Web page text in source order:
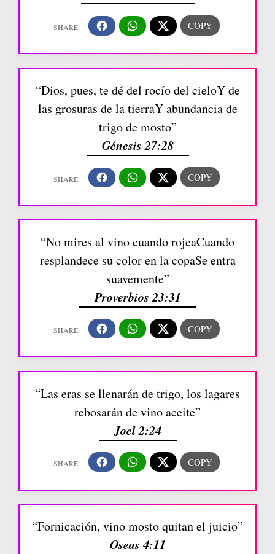
“Dios, pues, te dé del rocío del cieloY de
las grosuras de la tierraY abundancia de
trigo de mosto”
Génesis 27:28
“No mires al vino cuando rojeaCuando
resplandece su color en la copaSe entra
suavemente”
Proverbios 23:31
“Las eras se llenarán de trigo, los lagares
rebosarán de vino aceite”
Joel 2:24
“Fornicación, vino mosto quitan el juicio”
Oseas 4:11